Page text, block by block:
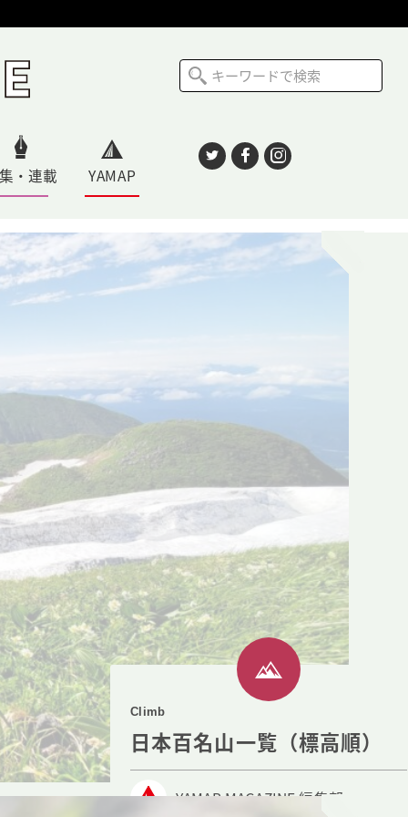
・連載 YAMAP
Climb
日本百名山一覧（標高順）
YAMAP MAGAZINE 編集部